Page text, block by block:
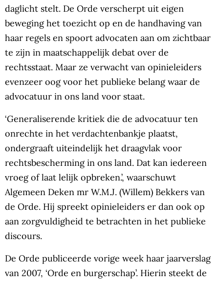
daglicht stelt. De Orde verscherpt uit eigen
beweging het toezicht op en de handhaving van
haar regels en spoort advocaten aan om zichtbaar
te zijn in maatschappelijk debat over de
rechtsstaat. Maar ze verwacht van opinieleiders
evenzeer oog voor het publieke belang waar de
advocatuur in ons land voor staat.
‘Generaliserende kritiek die de advocatuur ten
onrechte in het verdachtenbankje plaatst,
ondergraaft uiteindelijk het draagvlak voor
rechtsbescherming in ons land. Dat kan iedereen
vroeg of laat lelijk opbreken.’, waarschuwt
Algemeen Deken mr W.M.J. (Willem) Bekkers van
de Orde. Hij spreekt opinieleiders er dan ook op
aan zorgvuldigheid te betrachten in het publieke
discours.
De Orde publiceerde vorige week haar jaarverslag
van 2007, ‘Orde en burgerschap’. Hierin steekt de